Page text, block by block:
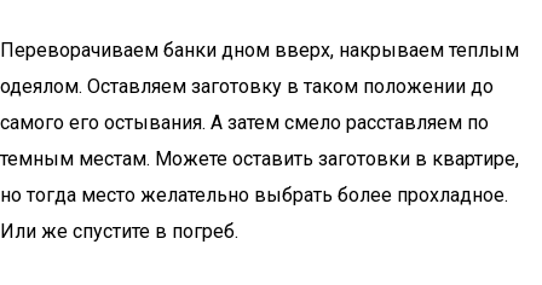
Переворачиваем банки дном вверх, накрываем теплым
одеялом. Оставляем заготовку в таком положении до
самого его остывания. А затем смело расставляем по
темным местам. Можете оставить заготовки в квартире,
но тогда место желательно выбрать более прохладное.
Или же спустите в погреб.